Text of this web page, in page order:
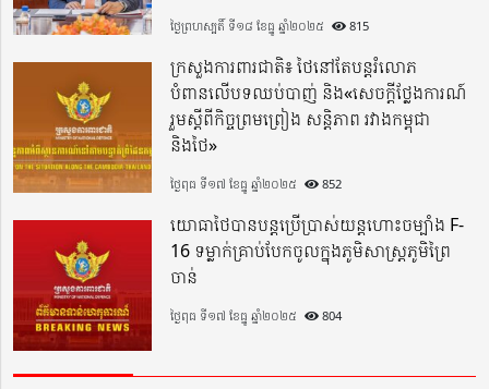
ថ្ងៃព្រហស្បតិ៍ ទី១៨ ខែធ្នូ ឆ្នាំ២០២៥ 815
ក្រសួងការពារជាតិ៖ ថៃនៅតែបន្តរំលោភ
បំពានលើបទឈប់បាញ់ និង«សេចក្តីថ្លែងការណ៍
រួមស្តីពីកិច្ចព្រមព្រៀង សន្តិភាព រវាងកម្ពុជា
និងថៃ»
ថ្ងៃពុធ ទី១៧ ខែធ្នូ ឆ្នាំ២០២៥ 852
យោធាថៃបានបន្តប្រើប្រាស់យន្តហោះចម្បាំង F-
16 ទម្លាក់គ្រាប់បែកចូលក្នុងភូមិសាស្ត្រភូមិព្រៃ
ចាន់
ថ្ងៃពុធ ទី១៧ ខែធ្នូ ឆ្នាំ២០២៥ 804